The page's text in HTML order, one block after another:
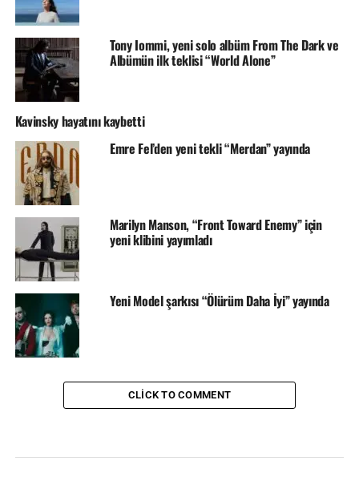
Tony Iommi, yeni solo albüm From The Dark ve
Albümün ilk teklisi “World Alone”
Kavinsky hayatını kaybetti
Emre Fel’den yeni tekli “Merdan” yayında
Marilyn Manson, “Front Toward Enemy” için
yeni klibini yayımladı
Yeni Model şarkısı “Ölürüm Daha İyi” yayında
CLICK TO COMMENT